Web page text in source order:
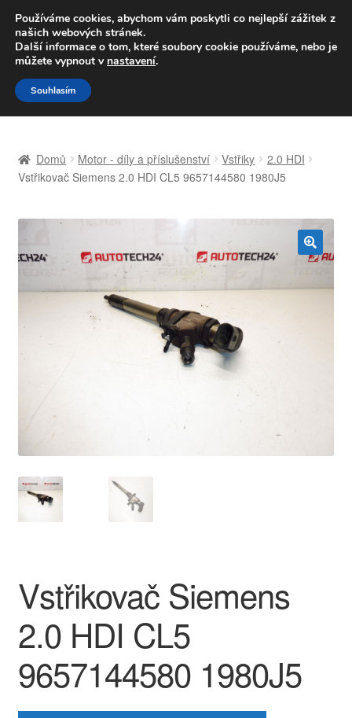
DOPRAVA od 139,-Kč
Volejte po-pá 9-16 704 494 494
Přeskočit
na
navigaci
Přejít
k
obsahu
Celosvětová doprava
Kontakt
Košík
Můj účet
Obchodní podmínky
Platby
Reklamace
Reklamační řád
Vrakoviště Citroën
Domů Motor - díly a příslušenství Vstřiky
2.0 HDI
Vstřikovač Siemens 2.0 HDI CL5 9657144580 1980J5
🔍
Vstřikovač Siemens
2.0 HDI CL5
9657144580 1980J5
Používáme cookies, abychom vám poskytli co nejlepší zážitek z
našich webových stránek.
Další informace o tom, které soubory cookie používáme, nebo je
můžete vypnout v nastavení.
Souhlasím